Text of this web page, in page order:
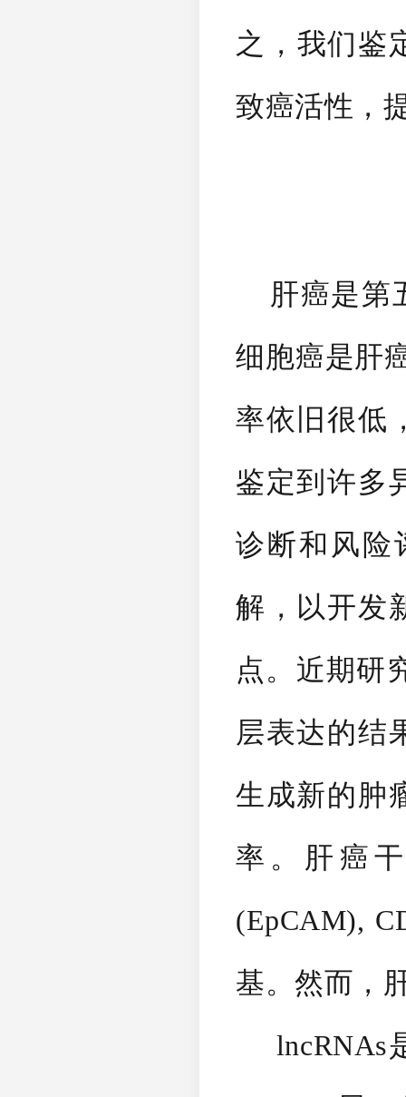
之，我们鉴
致癌活性，
肝癌是第
细胞癌是肝
率依旧很低
鉴定到许多
诊断和风险
解，以开发
点。近期研
层表达的结
生成新的肿
率。肝癌
(EpCAM),
基。然而，
lncRNAs